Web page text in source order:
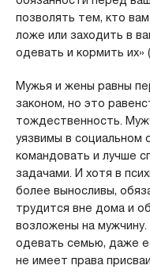
позволять тем, кто
ложе или заходить в
одевать и кормить
Мужья и жены равны
законом, но это
тождественность.
уязвимы в социальном
командовать и лучше
задачами. И хотя в
более выносливы,
трудится вне дома и
возложены на
одевать семью, даже
не имеет права